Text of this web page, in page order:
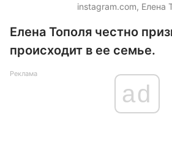
instagram.com, Елена
Елена Тополя честно
происходит в ее семье.
Реклама
ad